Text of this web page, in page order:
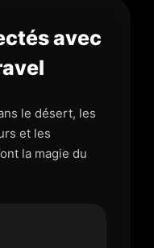
avec
le désert, les
et les
la magie du